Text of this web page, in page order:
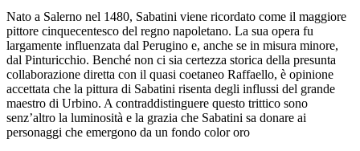
Nato a Salerno nel 1480, Sabatini viene ricordato come il maggiore
pittore cinquecentesco del regno napoletano. La sua opera fu
largamente influenzata dal Perugino e, anche se in misura minore,
dal Pinturicchio. Benché non ci sia certezza storica della presunta
collaborazione diretta con il quasi coetaneo Raffaello, è opinione
accettata che la pittura di Sabatini risenta degli influssi del grande
maestro di Urbino. A contraddistinguere questo trittico sono
senz’altro la luminosità e la grazia che Sabatini sa donare ai
personaggi che emergono da un fondo color oro